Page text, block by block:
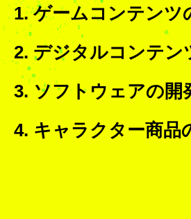
1. ゲームコンテンツ
2. デジタルコンテン
3. ソフトウェアの開
4. キャラクター商品